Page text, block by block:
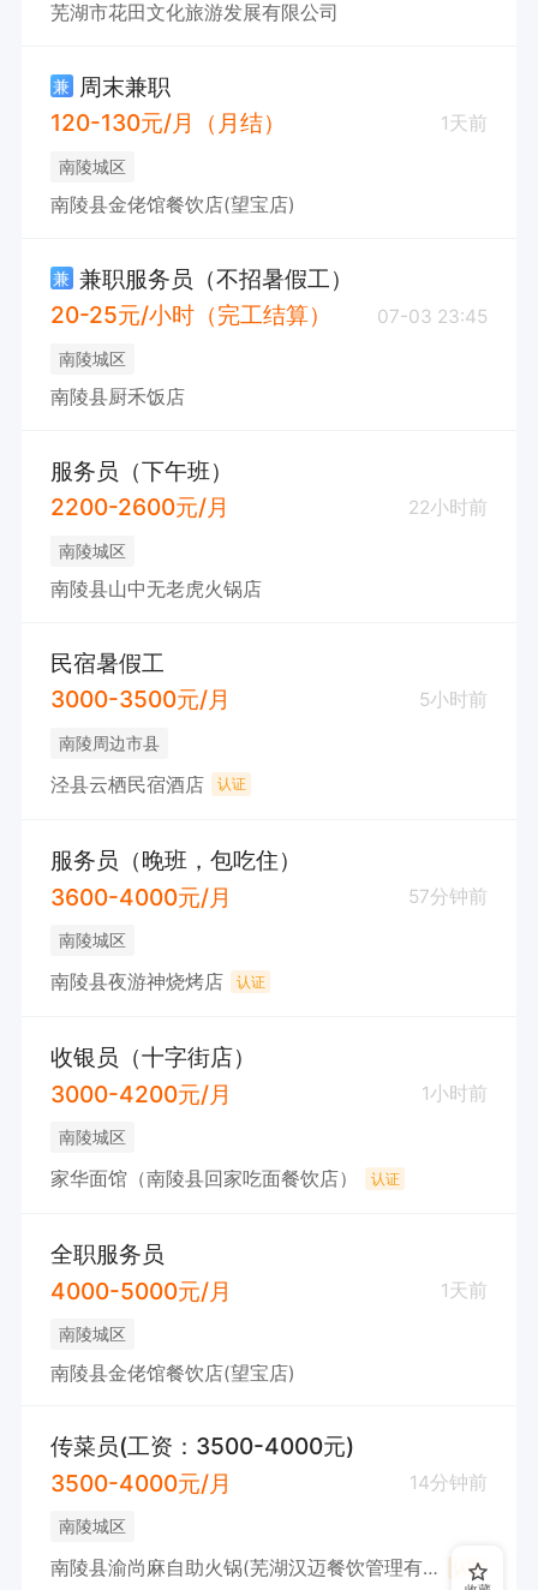
芜湖市花田文化旅游发展有限公司
兼 周末兼职
120-130元/月（月结）
1天前
南陵城区
南陵县金佬馆餐饮店(望宝店)
兼 兼职服务员（不招暑假工）
20-25元/小时（完工结算）
07-03 23:45
南陵城区
南陵县厨禾饭店
服务员（下午班）
2200-2600元/月
22小时前
南陵城区
南陵县山中无老虎火锅店
民宿暑假工
3000-3500元/月
5小时前
南陵周边市县
泾县云栖民宿酒店 认证
服务员（晚班，包吃住）
3600-4000元/月
57分钟前
南陵城区
南陵县夜游神烧烤店 认证
收银员（十字街店）
3000-4200元/月
1小时前
南陵城区
家华面馆（南陵县回家吃面餐饮店） 认证
全职服务员
4000-5000元/月
1天前
南陵城区
南陵县金佬馆餐饮店(望宝店)
传菜员(工资：3500-4000元)
3500-4000元/月
14分钟前
南陵城区
南陵县渝尚麻自助火锅(芜湖汉迈餐饮管理有限公司) 认证